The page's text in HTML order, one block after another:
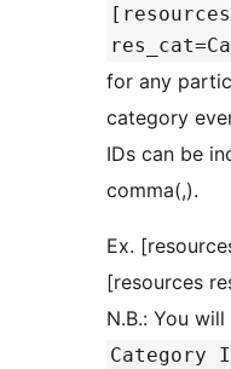
[resources
for any
category
IDs can be
comma(,).
Ex.
[resources
N.B.: You
Category